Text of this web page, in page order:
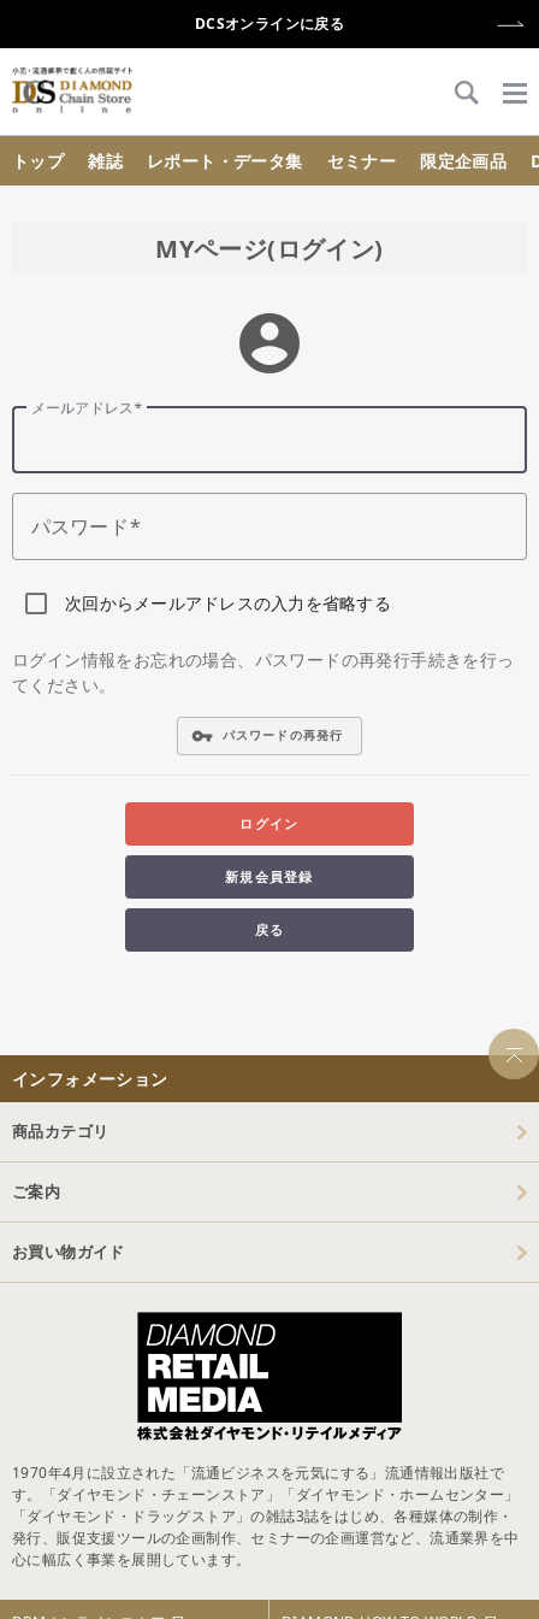
DCSオンラインに戻る
トップ 雑誌 レポート・データ集 セミナー 限定企画品
MYページ(ログイン)
account_circle
メールアドレス
パスワード
次回からメールアドレスの入力を省略する
ログイン情報をお忘れの場合、パスワードの再発行手続きを行っ
てください。
vpn_key パスワードの再発行
ログイン
新規会員登録
戻る
インフォメーション
商品カテゴリ
ご案内
お買い物ガイド
1970年4月に設立された「流通ビジネスを元気にする」流通情報出版社で
す。「ダイヤモンド・チェーンストア」「ダイヤモンド・ホームセンター」
「ダイヤモンド・ドラッグストア」の雑誌3誌をはじめ、各種媒体の制作・
発行、販促支援ツールの企画制作、セミナーの企画運営など、流通業界を中
心に幅広く事業を展開しています。